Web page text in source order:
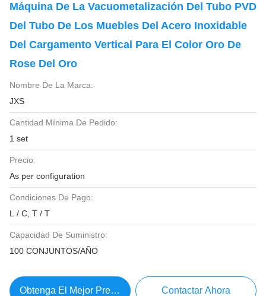
Máquina De La Vacuometalización Del Tubo PVD
Del Tubo De Los Muebles Del Acero Inoxidable
Del Cargamento Vertical Para El Color Oro De
Rose Del Oro
Nombre De La Marca:
JXS
Cantidad Mínima De Pedido:
1 set
Precio:
As per configuration
Condiciones De Pago:
L / C, T / T
Capacidad De Suministro:
100 CONJUNTOS/AÑO
Obtenga El Mejor Precio Contactar Ahora